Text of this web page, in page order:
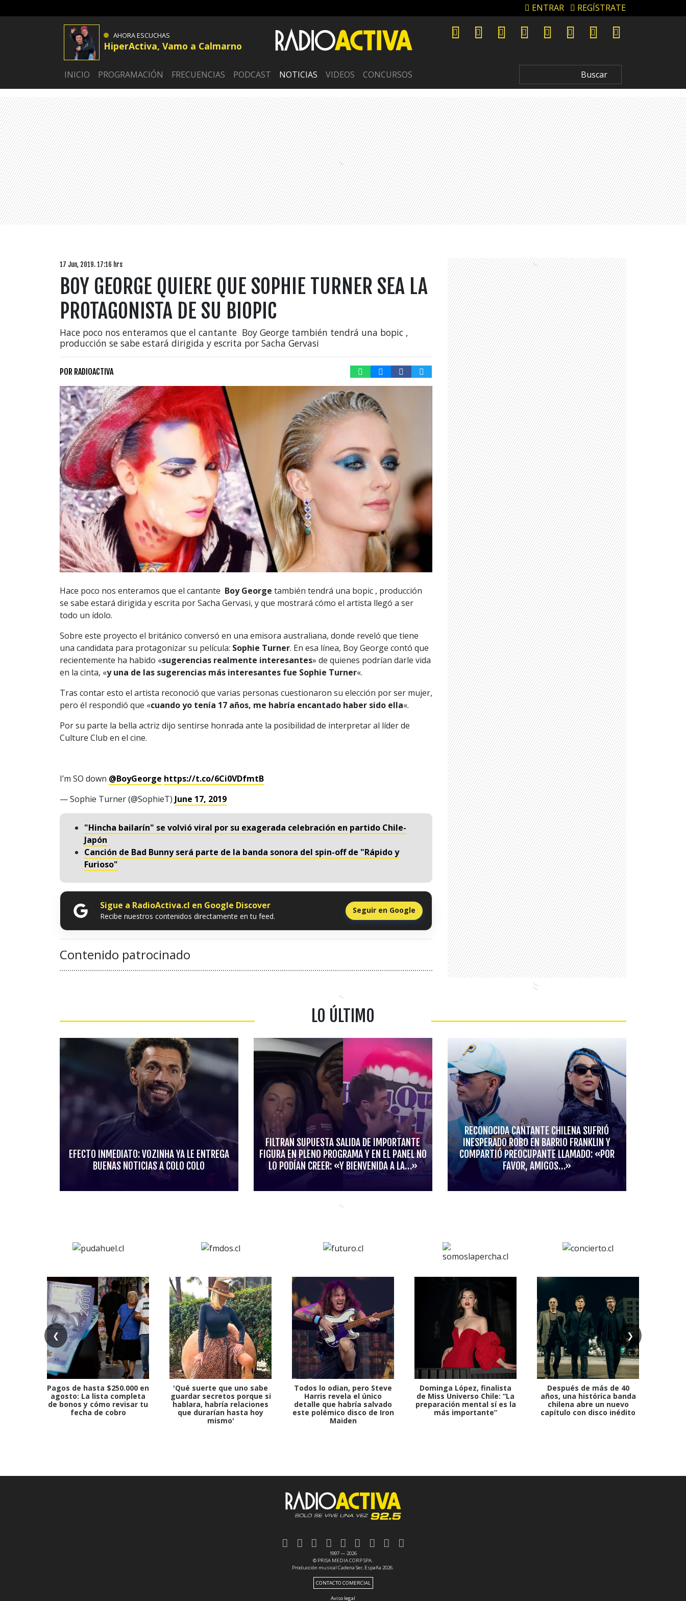
ENTRAR REGÍSTRATE
AHORA ESCUCHAS
HiperActiva, Vamo a Calmarno
INICIO PROGRAMACIÓN FRECUENCIAS PODCAST NOTICIAS VIDEOS CONCURSOS
17 Jun, 2019. 17:16 hrs
BOY GEORGE QUIERE QUE SOPHIE TURNER SEA LA
PROTAGONISTA DE SU BIOPIC
Hace poco nos enteramos que el cantante Boy George también tendrá una bopic ,
producción se sabe estará dirigida y escrita por Sacha Gervasi
POR RADIOACTIVA
Hace poco nos enteramos que el cantante Boy George también tendrá una bopic , producción
se sabe estará dirigida y escrita por Sacha Gervasi, y que mostrará cómo el artista llegó a ser
todo un ídolo.
Sobre este proyecto el británico conversó en una emisora australiana, donde reveló que tiene
una candidata para protagonizar su película: Sophie Turner. En esa línea, Boy George contó que
recientemente ha habido «sugerencias realmente interesantes» de quienes podrían darle vida
en la cinta, «y una de las sugerencias más interesantes fue Sophie Turner«.
Tras contar esto el artista reconoció que varias personas cuestionaron su elección por ser mujer,
pero él respondió que «cuando yo tenía 17 años, me habría encantado haber sido ella«.
Por su parte la bella actriz dijo sentirse honrada ante la posibilidad de interpretar al líder de
Culture Club en el cine.
I’m SO down @BoyGeorge https://t.co/6Ci0VDfmtB
— Sophie Turner (@SophieT) June 17, 2019
"Hincha bailarín" se volvió viral por su exagerada celebración en partido Chile-
Japón
Canción de Bad Bunny será parte de la banda sonora del spin-off de "Rápido y
Furioso"
Sigue a RadioActiva.cl en Google Discover
Recibe nuestros contenidos directamente en tu feed.
Seguir en Google
Contenido patrocinado
LO ÚLTIMO
EFECTO INMEDIATO: VOZINHA YA LE ENTREGA
BUENAS NOTICIAS A COLO COLO
FILTRAN SUPUESTA SALIDA DE IMPORTANTE
FIGURA EN PLENO PROGRAMA Y EN EL PANEL NO
LO PODÍAN CREER: «Y BIENVENIDA A LA…»
RECONOCIDA CANTANTE CHILENA SUFRIÓ
INESPERADO ROBO EN BARRIO FRANKLIN Y
COMPARTIÓ PREOCUPANTE LLAMADO: «POR
FAVOR, AMIGOS…»
❮ ❯
Pagos de hasta $250.000 en
agosto: La lista completa
de bonos y cómo revisar tu
fecha de cobro
'Qué suerte que uno sabe
guardar secretos porque si
hablara, habría relaciones
que durarían hasta hoy
mismo'
Todos lo odian, pero Steve
Harris revela el único
detalle que habría salvado
este polémico disco de Iron
Maiden
Dominga López, finalista
de Miss Universo Chile: “La
preparación mental sí es la
más importante”
Después de más de 40
años, una histórica banda
chilena abre un nuevo
capítulo con disco inédito
1997 — 2026
© PRISA MEDIA CORP SPA.
Producción musical Cadena Ser, España 2026.
CONTACTO COMERCIAL
Aviso legal